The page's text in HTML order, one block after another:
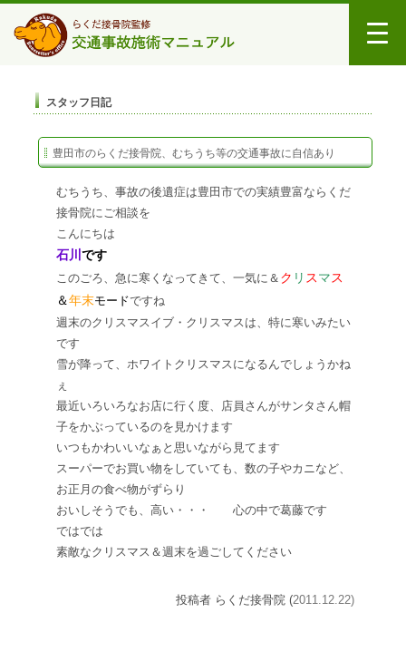
スタッフ日記
豊田市のらくだ接骨院、むちうち等の交通事故に自信あり
むちうち、事故の後遺症は豊田市での実績豊富ならくだ
接骨院にご相談を
こんにちは
石川 です
このごろ、急に寒くなってきて、一気に＆ ク リ スマス
＆年末モードですね
週末のクリスマスイブ・クリスマスは、特に寒いみたい
です
雪が降って、ホワイトクリスマスになるんでしょうかね
ぇ
最近いろいろなお店に行く度、店員さんがサンタさん帽
子をかぶっているのを見かけます
いつもかわいいなぁ と思いながら見てます
スーパーでお買い物をしていても、数の子やカニなど、
お正月の食べ物がずらり
おいしそう でも、高い・・・
心の中で葛藤です
ではでは
素敵なクリスマス＆週末を過ごしてください
投稿者 らくだ接骨院 (2011.12.22)